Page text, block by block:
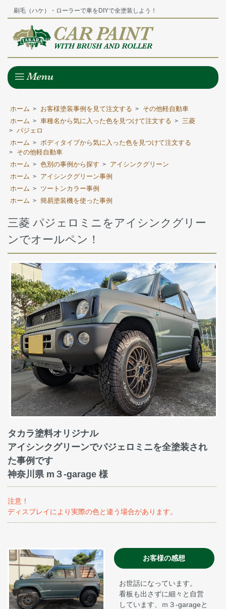
刷毛（ハケ）・ローラーで車をDIYで全塗装しよう！
ホーム > お客様塗装事例を見て注文する >
その他軽自動車
ホーム > 車種名から気に入った色を見つけて注文する > 三菱
> パジェロ
ホーム > ボディタイプから気に入った色を見つけて注文する
>
その他軽自動車
ホーム > 色別の事例から探す >
アイシンクグリーン
ホーム >
アイシンクグリーン事例
ホーム >
ツートンカラー事例
ホーム > 簡易塗装機を使った事例
三菱 パジェロミニをアイシンクグリー
ンでオールペン！
タカラ塗料オリジナル
アイシンクグリーンでパジェロミニを全塗装され
た事例です
神奈川県 m３-garage 様
注意！
ディスプレイにより実際の色と違う場合があります。
お客様の感想
お世話になっています。
看板も出さずに細々と自営
しています、ｍ３-garageと